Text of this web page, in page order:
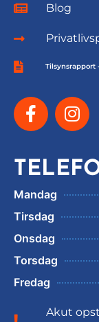
Blog
Tilsynsrapport
Mandag
Tirsdag
Onsdag
Torsdag
Fredag
Akut